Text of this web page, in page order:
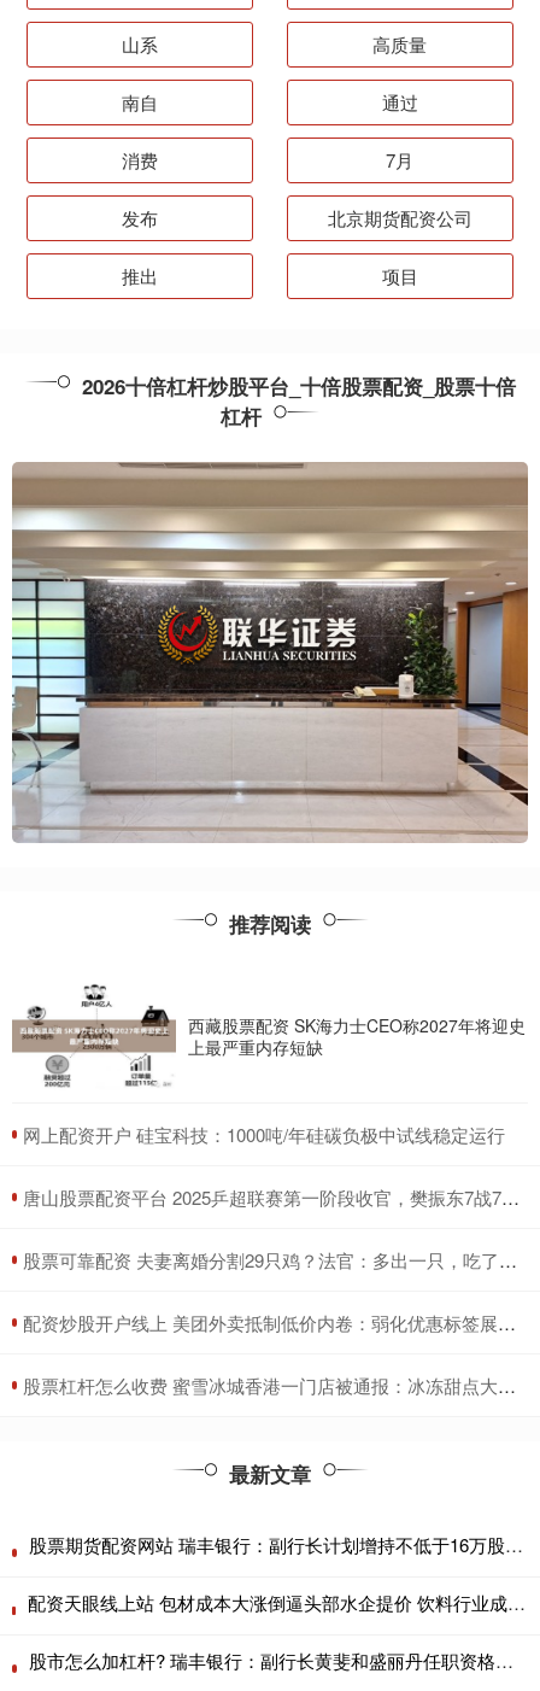
山系 高质量
南自 通过
消费 7月
发布 北京期货配资公司
推出 项目
2026十倍杠杆炒股平台_十倍股票配资_股票十倍
杠杆
推荐阅读
西藏股票配资 SK海力士CEO称2027年将迎史
上最严重内存短缺
​网上配资开户 硅宝科技：1000吨/年硅碳负极中试线稳定运行
​唐山股票配资平台 2025乒超联赛第一阶段收官，樊振东7战7胜、王楚钦打出5个3：0
​股票可靠配资 夫妻离婚分割29只鸡？法官：多出一只，吃了再离
​配资炒股开户线上 美团外卖抵制低价内卷：弱化优惠标签展示、设置营销超支预警
​股票杠杆怎么收费 蜜雪冰城香港一门店被通报：冰冻甜点大肠菌群超标70%
最新文章
股票期货配资网站 瑞丰银行：副行长计划增持不低于16万股A股
配资天眼线上站 包材成本大涨倒逼头部水企提价 饮料行业成本压力再凸显
股市怎么加杠杆? 瑞丰银行：副行长黄斐和盛丽丹任职资格已获核准